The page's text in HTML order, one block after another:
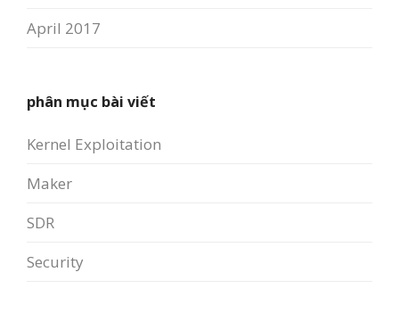
April 2017
phân mục bài viết
Kernel Exploitation
Maker
SDR
Security